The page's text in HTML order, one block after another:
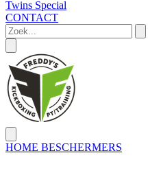
Twins Special
CONTACT
HOME BESCHERMERS